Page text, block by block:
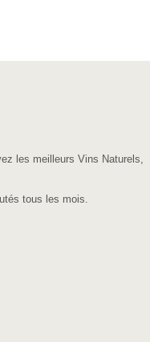
les meilleurs Vins Naturels,
tous les mois.